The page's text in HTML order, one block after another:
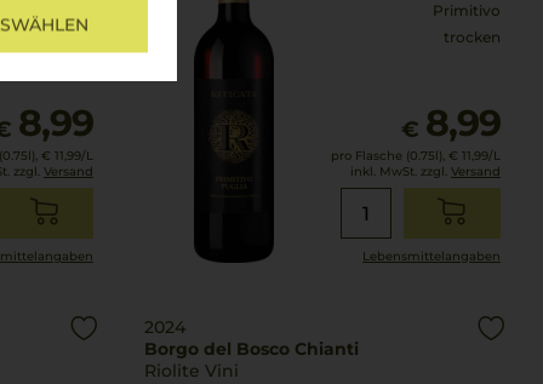
trocken
8,99
€ 11,99/L
zzgl. Versand
Primitivo
trocken
€ 8,99
pro Flasche (0.75l), € 11,99/L
inkl. MwSt. zzgl. Versand
Lebensmittel­angaben
2024
Borgo del Bosco Chianti
Riolite Vini